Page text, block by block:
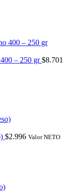
– 250 gr$8.701
$2.996 Valor NETO